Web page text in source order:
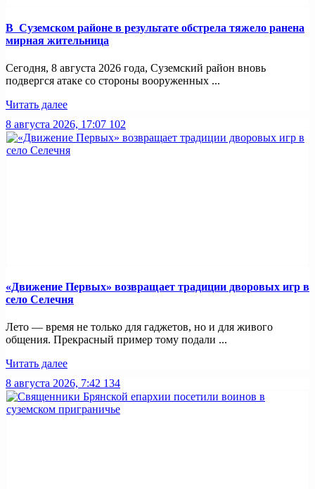
В Суземском районе в результате обстрела тяжело ранена
мирная жительница
Сегодня, 8 августа 2026 года, Суземский район вновь
подвергся атаке со стороны вооруженных ...
Читать далее
8 августа 2026, 17:07 102
«Движение Первых» возвращает традиции дворовых игр в
село Селечня
Лето — время не только для гаджетов, но и для живого
общения. Прекрасный пример тому подали ...
Читать далее
8 августа 2026, 7:42 134